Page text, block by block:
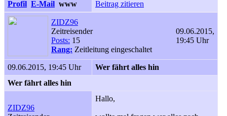
Profil E-Mail www Beitrag zitieren
ZIDZ96
Zeitreisender
Posts: 15
Rang: Zeitleitung eingeschaltet
09.06.2015,
19:45 Uhr
09.06.2015, 19:45 Uhr
Wer fährt alles hin
Wer fährt alles hin
ZIDZ96
Hallo,